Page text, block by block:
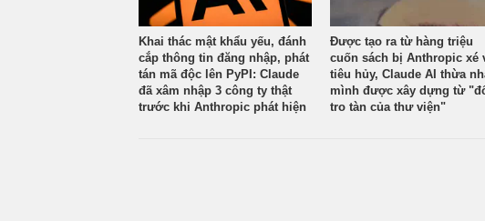
Khai thác mật khẩu yếu, đánh
cắp thông tin đăng nhập, phát
tán mã độc lên PyPI: Claude
đã xâm nhập 3 công ty thật
trước khi Anthropic phát hiện
Được tạo ra từ hàng triệu
cuốn sách bị Anthropic xé
tiêu hủy, Claude AI thừa
mình được xây dựng từ
tro tàn của thư viện"